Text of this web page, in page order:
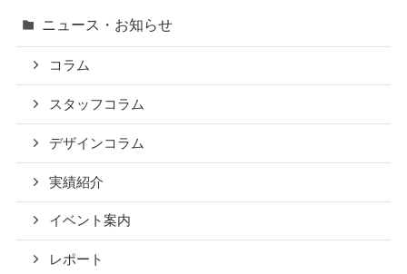
ニュース・お知らせ
コラム
スタッフコラム
デザインコラム
実績紹介
イベント案内
レポート